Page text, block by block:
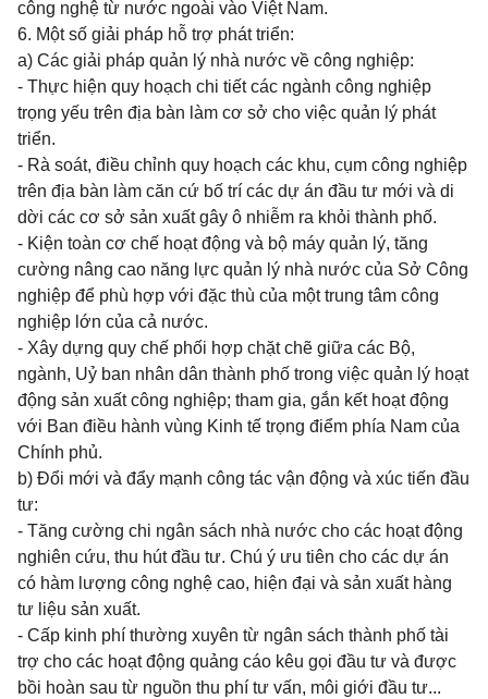
công nghệ từ nước ngoài vào Việt Nam.
6. Một số giải pháp hỗ trợ phát triển:
a) Các giải pháp quản lý nhà nước về công nghiệp:
- Thực hiện quy hoạch chi tiết các ngành công nghiệp
trọng yếu trên địa bàn làm cơ sở cho việc quản lý phát
triển.
- Rà soát, điều chỉnh quy hoạch các khu, cụm công nghiệp
trên địa bàn làm căn cứ bố trí các dự án đầu tư mới và di
dời các cơ sở sản xuất gây ô nhiễm ra khỏi thành phố.
- Kiện toàn cơ chế hoạt động và bộ máy quản lý, tăng
cường nâng cao năng lực quản lý nhà nước của Sở Công
nghiệp để phù hợp với đặc thù của một trung tâm công
nghiệp lớn của cả nước.
- Xây dựng quy chế phối hợp chặt chẽ giữa các Bộ,
ngành, Uỷ ban nhân dân thành phố trong việc quản lý hoạt
động sản xuất công nghiệp; tham gia, gắn kết hoạt động
với Ban điều hành vùng Kinh tế trọng điểm phía Nam của
Chính phủ.
b) Đổi mới và đẩy mạnh công tác vận động và xúc tiến đầu
tư:
- Tăng cường chi ngân sách nhà nước cho các hoạt động
nghiên cứu, thu hút đầu tư. Chú ý ưu tiên cho các dự án
có hàm lượng công nghệ cao, hiện đại và sản xuất hàng
tư liệu sản xuất.
- Cấp kinh phí thường xuyên từ ngân sách thành phố tài
trợ cho các hoạt động quảng cáo kêu gọi đầu tư và được
bồi hoàn sau từ nguồn thu phí tư vấn, môi giới đầu tư...